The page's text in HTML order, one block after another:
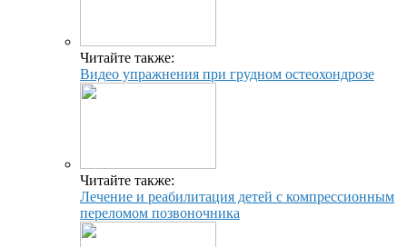
Читайте также:
Видео упражнения при грудном остеохондрозе
Читайте также:
Лечение и реабилитация детей с компрессионным
переломом позвоночника